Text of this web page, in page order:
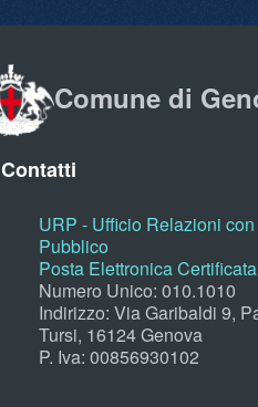
Comune di
Contatti
URP - Ufficio Relazioni
Pubblico
Posta Elettronica Certificata
Numero Unico: 010.1010
Indirizzo: Via Garibaldi 9,
Tursi, 16124 Genova
P. Iva: 00856930102